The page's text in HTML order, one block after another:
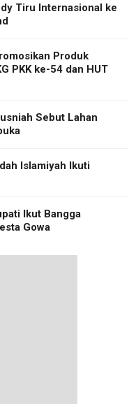
Tiru Internasional ke
Produk
PKK ke-54 dan HUT
Sebut Lahan
Islamiyah Ikuti
Ikut Bangga
Gowa